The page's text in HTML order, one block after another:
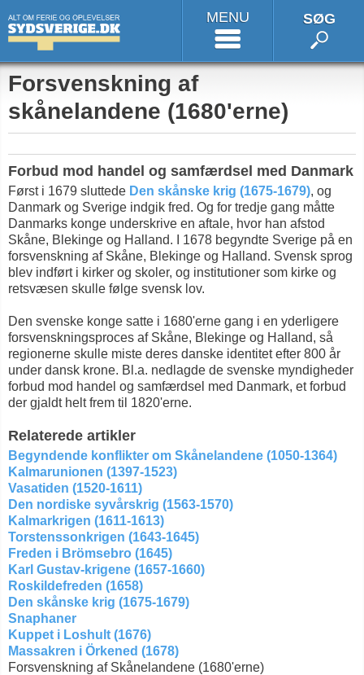
MENU SØG
Forsvenskning af
skånelandene (1680'erne)
Forbud mod handel og samfærdsel med Danmark
Først i 1679 sluttede Den skånske krig (1675-1679), og
Danmark og Sverige indgik fred. Og for tredje gang måtte
Danmarks konge underskrive en aftale, hvor han afstod
Skåne, Blekinge og Halland. I 1678 begyndte Sverige på en
forsvenskning af Skåne, Blekinge og Halland. Svensk sprog
blev indført i kirker og skoler, og institutioner som kirke og
retsvæsen skulle følge svensk lov.
Den svenske konge satte i 1680'erne gang i en yderligere
forsvenskningsproces af Skåne, Blekinge og Halland, så
regionerne skulle miste deres danske identitet efter 800 år
under dansk krone. Bl.a. nedlagde de svenske myndigheder
forbud mod handel og samfærdsel med Danmark, et forbud
der gjaldt helt frem til 1820'erne.
Relaterede artikler
Begyndende konflikter om Skånelandene (1050-1364)
Kalmarunionen (1397-1523)
Vasatiden (1520-1611)
Den nordiske syvårskrig (1563-1570)
Kalmarkrigen (1611-1613)
Torstenssonkrigen (1643-1645)
Freden i Brömsebro (1645)
Karl Gustav-krigene (1657-1660)
Roskildefreden (1658)
Den skånske krig (1675-1679)
Snaphaner
Kuppet i Loshult (1676)
Massakren i Örkened (1678)
Forsvenskning af Skånelandene (1680'erne)